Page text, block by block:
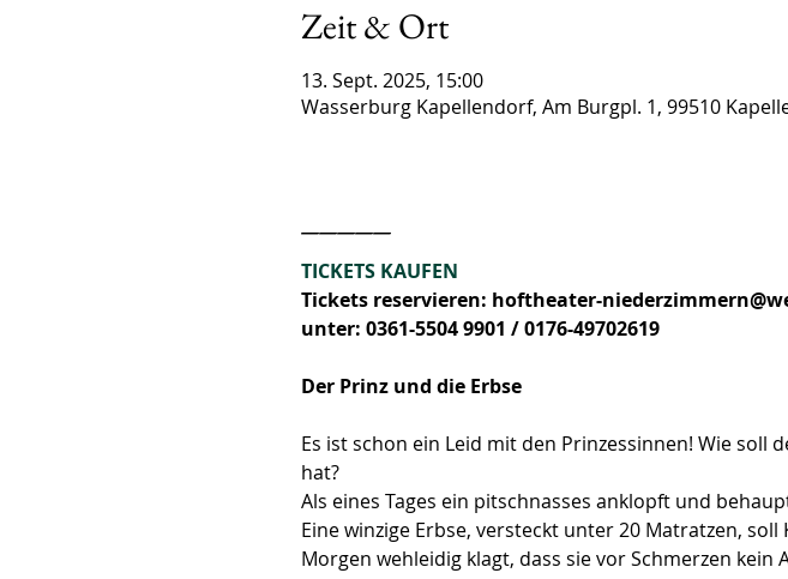
Zeit & Ort
13. Sept. 2025, 15:00
Wasserburg Kapellendorf, Am Burgpl. 1, 99510
TICKETS KAUFEN
Tickets reservieren: hoftheater-
unter: 0361-5504 9901 / 0176-49702619
Der Prinz und die Erbse
Es ist schon ein Leid mit den Prinzessinnen! Wie
hat?
Als eines Tages ein pitschnasses anklopft und
Eine winzige Erbse, versteckt unter 20 Matratzen,
Morgen wehleidig klagt, dass sie vor Schmerzen